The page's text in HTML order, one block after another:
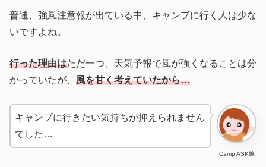
普通、強風注意報が出ている中、キャンプに行く人は少な
いですよね。
行った理由はただ一つ、天気予報で風が強くなることは分
かっていたが、 風を甘く考えていたから…
Camp ASK嫁
キャンプに行きたい気持ちが抑えられません
でした…